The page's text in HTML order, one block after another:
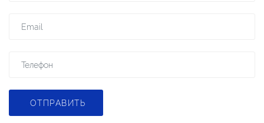
ОТПРАВИТЬ